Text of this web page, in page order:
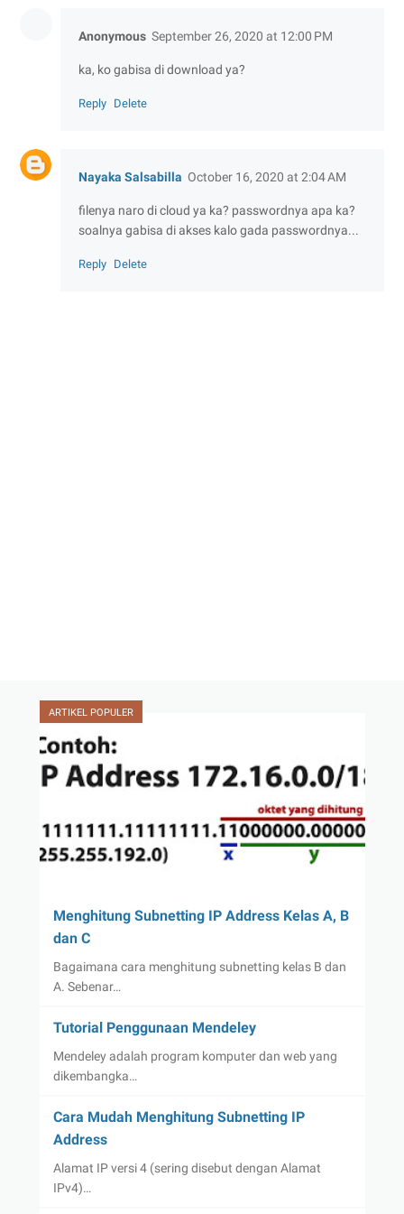
Anonymous September 26, 2020 at 12:00 PM
ka, ko gabisa di download ya?
Reply Delete
Nayaka Salsabilla October 16, 2020 at 2:04 AM
filenya naro di cloud ya ka? passwordnya apa ka?
soalnya gabisa di akses kalo gada passwordnya...
Reply Delete
ARTIKEL POPULER
Menghitung Subnetting IP Address Kelas A, B
dan C
Bagaimana cara menghitung subnetting kelas B dan
A. Sebenar…
Tutorial Penggunaan Mendeley
Mendeley adalah program komputer dan web yang
dikembangka…
Cara Mudah Menghitung Subnetting IP
Address
Alamat IP versi 4 (sering disebut dengan Alamat
IPv4)…